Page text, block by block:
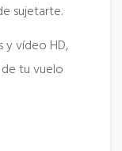
sujetarte.
vídeo HD,
tu vuelo